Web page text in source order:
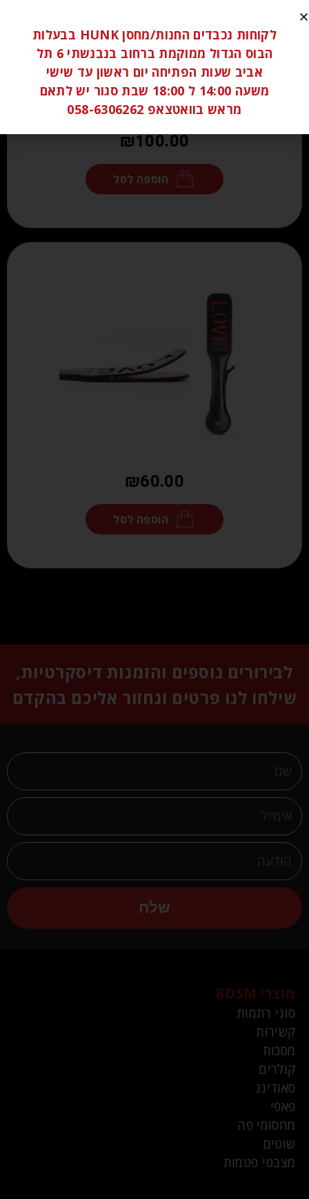
₪100.00
הוספה לסל
₪60.00
הוספה לסל
לבירורים נוספים והזמנות דיסקרטיות,
שילחו לנו פרטים ונחזור אליכם בהקדם
שלח
מוצרי BDSM
סוגי רתמות
קשירות
מסכות
קולרים
סאודינג
פאפי
מחסומי פה
שוטים
מצבטי פטמות
לקוחות נכבדים החנות/מחסן HUNK בבעלות
הבוס הגדול ממוקמת ברחוב בנבנשתי 6 תל
אביב שעות הפתיחה יום ראשון עד שישי
משעה 14:00 ל 18:00 שבת סגור יש לתאם
מראש בוואטצאפ 058-6306262